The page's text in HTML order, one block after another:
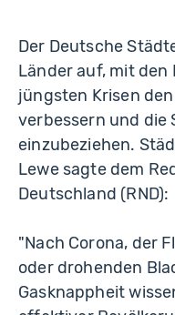
Der Deutsche
Länder auf, mit
jüngsten Krisen
verbessern und die
einzubeziehen.
Lewe sagte dem
Deutschland (RND):
"Nach Corona, der
oder drohenden
Gasknappheit